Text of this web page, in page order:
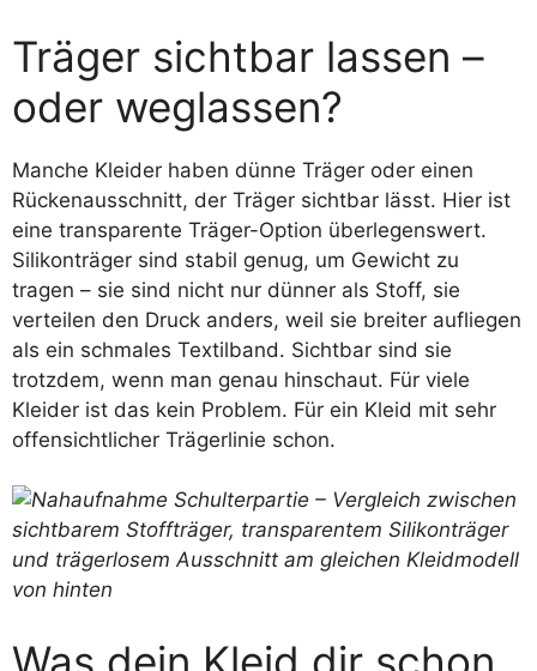
Träger sichtbar lassen –
oder weglassen?
Manche Kleider haben dünne Träger oder einen
Rückenausschnitt, der Träger sichtbar lässt. Hier ist
eine transparente Träger-Option überlegenswert.
Silikonträger sind stabil genug, um Gewicht zu
tragen – sie sind nicht nur dünner als Stoff, sie
verteilen den Druck anders, weil sie breiter aufliegen
als ein schmales Textilband. Sichtbar sind sie
trotzdem, wenn man genau hinschaut. Für viele
Kleider ist das kein Problem. Für ein Kleid mit sehr
offensichtlicher Trägerlinie schon.
Was dein Kleid dir schon